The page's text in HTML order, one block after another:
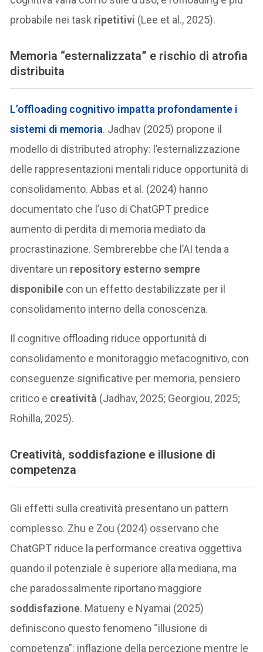
probabile nei task ripetitivi (Lee et al., 2025).
Memoria “esternalizzata” e rischio di atrofia
distribuita
L’offloading cognitivo impatta profondamente i
sistemi di memoria. Jadhav (2025) propone il
modello di distributed atrophy: l’esternalizzazione
delle rappresentazioni mentali riduce opportunità di
consolidamento. Abbas et al. (2024) hanno
documentato che l’uso di ChatGPT predice
aumento di perdita di memoria mediato da
procrastinazione. Sembrerebbe che l’AI tenda a
diventare un repository esterno sempre
disponibile con un effetto destabilizzate per il
consolidamento interno della conoscenza.
Il cognitive offloading riduce opportunità di
consolidamento e monitoraggio metacognitivo, con
conseguenze significative per memoria, pensiero
critico e creatività (Jadhav, 2025; Georgiou, 2025;
Rohilla, 2025).
Creatività, soddisfazione e illusione di
competenza
Gli effetti sulla creatività presentano un pattern
complesso. Zhu e Zou (2024) osservano che
ChatGPT riduce la performance creativa oggettiva
quando il potenziale è superiore alla mediana, ma
che paradossalmente riportano maggiore
soddisfazione. Matueny e Nyamai (2025)
definiscono questo fenomeno “illusione di
competenza”: inflazione della percezione mentre le